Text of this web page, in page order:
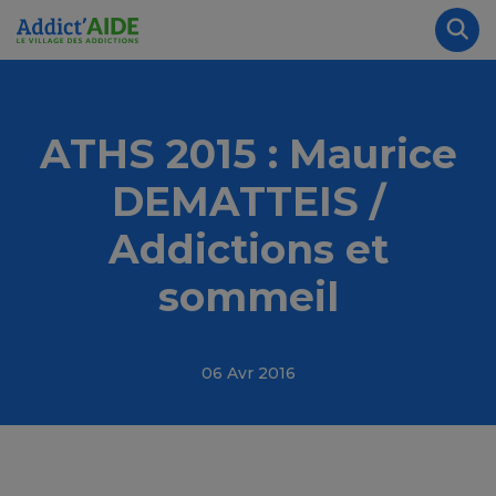
Aller au contenu principal
ATHS 2015 : Maurice
DEMATTEIS /
Addictions et
sommeil
06 Avr 2016
Panneau de gestion des cookies